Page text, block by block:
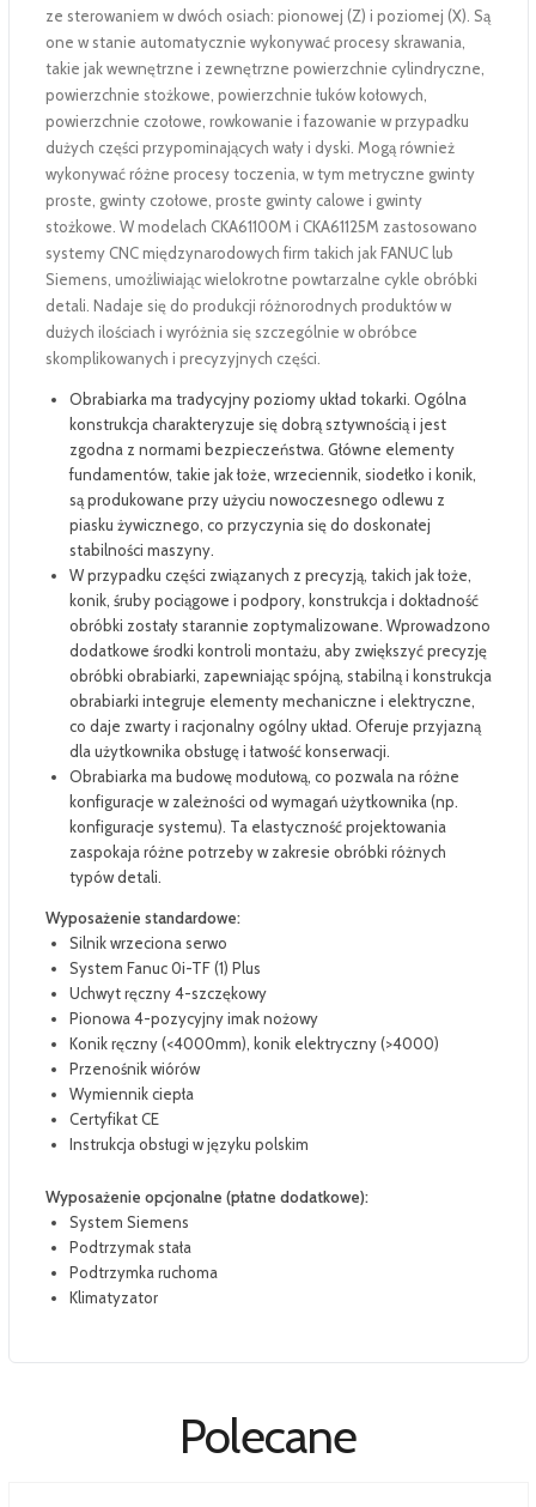
ze sterowaniem w dwóch osiach: pionowej (Z) i poziomej (X). Są
one w stanie automatycznie wykonywać procesy skrawania,
takie jak wewnętrzne i zewnętrzne powierzchnie cylindryczne,
powierzchnie stożkowe, powierzchnie łuków kołowych,
powierzchnie czołowe, rowkowanie i fazowanie w przypadku
dużych części przypominających wały i dyski. Mogą również
wykonywać różne procesy toczenia, w tym metryczne gwinty
proste, gwinty czołowe, proste gwinty calowe i gwinty
stożkowe. W modelach CKA61100M i CKA61125M zastosowano
systemy CNC międzynarodowych firm takich jak FANUC lub
Siemens, umożliwiając wielokrotne powtarzalne cykle obróbki
detali. Nadaje się do produkcji różnorodnych produktów w
dużych ilościach i wyróżnia się szczególnie w obróbce
skomplikowanych i precyzyjnych części.
Obrabiarka ma tradycyjny poziomy układ tokarki. Ogólna
konstrukcja charakteryzuje się dobrą sztywnością i jest
zgodna z normami bezpieczeństwa. Główne elementy
fundamentów, takie jak łoże, wrzeciennik, siodełko i konik,
są produkowane przy użyciu nowoczesnego odlewu z
piasku żywicznego, co przyczynia się do doskonałej
stabilności maszyny.
W przypadku części związanych z precyzją, takich jak łoże,
konik, śruby pociągowe i podpory, konstrukcja i dokładność
obróbki zostały starannie zoptymalizowane. Wprowadzono
dodatkowe środki kontroli montażu, aby zwiększyć precyzję
obróbki obrabiarki, zapewniając spójną, stabilną i konstrukcja
obrabiarki integruje elementy mechaniczne i elektryczne,
co daje zwarty i racjonalny ogólny układ. Oferuje przyjazną
dla użytkownika obsługę i łatwość konserwacji.
Obrabiarka ma budowę modułową, co pozwala na różne
konfiguracje w zależności od wymagań użytkownika (np.
konfiguracje systemu). Ta elastyczność projektowania
zaspokaja różne potrzeby w zakresie obróbki różnych
typów detali.
Wyposażenie standardowe:
Silnik wrzeciona serwo
System Fanuc 0i-TF (1) Plus
Uchwyt ręczny 4-szczękowy
Pionowa 4-pozycyjny imak nożowy
Konik ręczny (<4000mm), konik elektryczny (>4000)
Przenośnik wiórów
Wymiennik ciepła
Certyfikat CE
Instrukcja obsługi w języku polskim
Wyposażenie opcjonalne (płatne dodatkowe):
System Siemens
Podtrzymak stała
Podtrzymka ruchoma
Klimatyzator
Polecane